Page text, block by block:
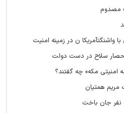
ن در زمینه امنیت
سلاح در دست دولت
امنیتی مکه» چه گفتند؟
مریم همتیان
نفر جان باخت